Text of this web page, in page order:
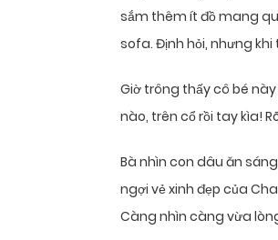
sắm thêm ít đồ mang
sofa. Định hỏi, nhưng khi
Giờ trông thấy cô bé
nào, trên cổ rồi tay kìa!
Bà nhìn con dâu ăn
ngợi vẻ xinh đẹp của
Càng nhìn càng vừa